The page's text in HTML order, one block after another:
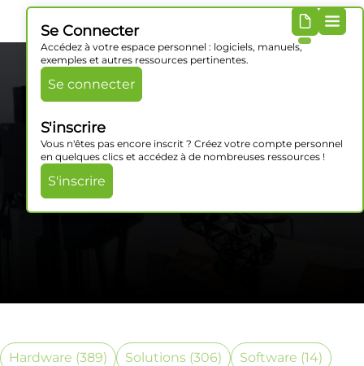
Se Connecter
Accédez à votre espace personnel : logiciels, manuels,
exemples et autres ressources pertinentes.
Se connecter
S'inscrire
Vous n'êtes pas encore inscrit ? Créez votre compte personnel
en quelques clics et accédez à de nombreuses ressources !
S'inscrire
Catégorie Produits
Hardware (389) Solutions (306) Software (14)